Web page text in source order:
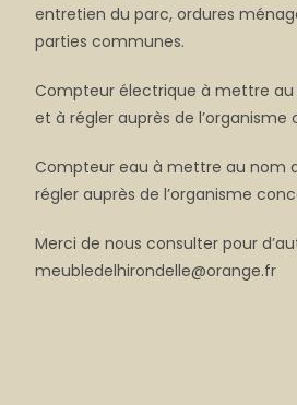
entretien du parc, ordures
parties communes.
Compteur électrique à mettre au
et à régler auprès de l’organisme
Compteur eau à mettre au nom
régler auprès de l’organisme
Merci de nous consulter pour
meubledelhirondelle@orange.fr